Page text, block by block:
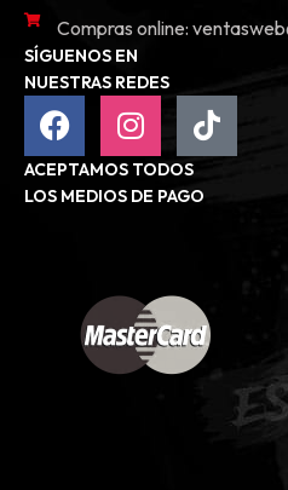
Compras online:
SÍGUENOS EN
NUESTRAS REDES
ACEPTAMOS TODOS
LOS MEDIOS DE PAGO